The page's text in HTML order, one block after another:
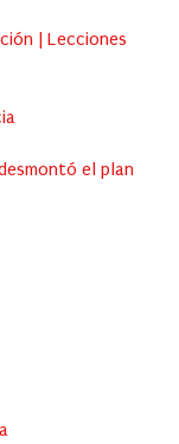
| Lecciones
el plan